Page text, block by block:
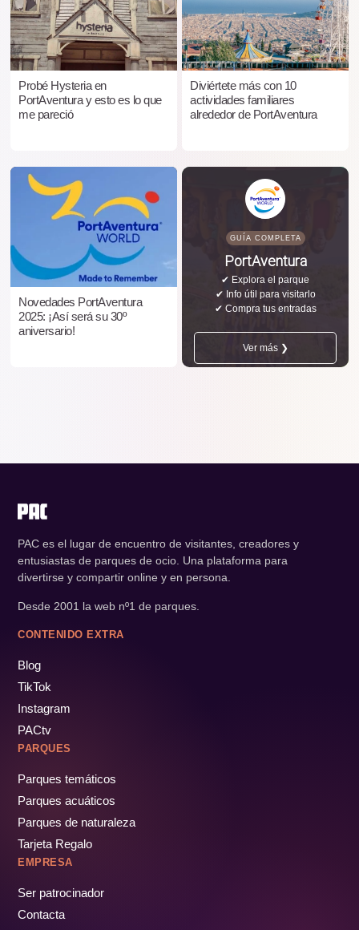
Probé Hysteria en
PortAventura y esto es lo que
me pareció
Diviértete más con 10
actividades familiares
alrededor de PortAventura
Novedades PortAventura
2025: ¡Así será su 30º
aniversario!
GUÍA COMPLETA
PortAventura
✔ Explora el parque
✔ Info útil para visitarlo
✔ Compra tus entradas
Ver más ❯
PAC es el lugar de encuentro de visitantes, creadores y
entusiastas de parques de ocio. Una plataforma para
divertirse y compartir online y en persona.
Desde 2001 la web nº1 de parques.
CONTENIDO EXTRA
Blog
TikTok
Instagram
PACtv
PARQUES
Parques temáticos
Parques acuáticos
Parques de naturaleza
Tarjeta Regalo
EMPRESA
Ser patrocinador
Contacta